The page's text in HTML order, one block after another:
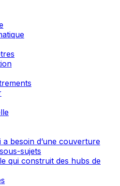
besoin d’une couverture
sujets
qui construit des hubs de